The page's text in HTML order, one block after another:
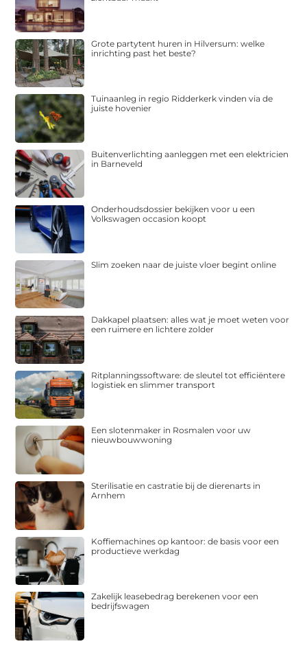
Grote partytent huren in Hilversum: welke
inrichting past het beste?
Tuinaanleg in regio Ridderkerk vinden via de
juiste hovenier
Buitenverlichting aanleggen met een elektricien
in Barneveld
Onderhoudsdossier bekijken voor u een
Volkswagen occasion koopt
Slim zoeken naar de juiste vloer begint online
Dakkapel plaatsen: alles wat je moet weten voor
een ruimere en lichtere zolder
Ritplanningssoftware: de sleutel tot efficiëntere
logistiek en slimmer transport
Een slotenmaker in Rosmalen voor uw
nieuwbouwwoning
Sterilisatie en castratie bij de dierenarts in
Arnhem
Koffiemachines op kantoor: de basis voor een
productieve werkdag
Zakelijk leasebedrag berekenen voor een
bedrijfswagen